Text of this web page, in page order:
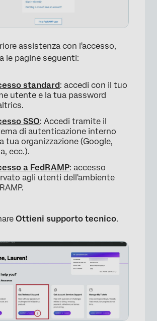
×
assistenza con l'accesso,
le pagine seguenti:
standard: accedi con il tuo
utente e la tua password
SSO: Accedi tramite il
di autenticazione interno
tua organizzazione (Google,
ecc.).
a FedRAMP: accesso
agli utenti dell'ambiente
Ottieni supporto tecnico.